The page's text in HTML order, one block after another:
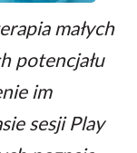
małych
potencjału
im
sesji Play